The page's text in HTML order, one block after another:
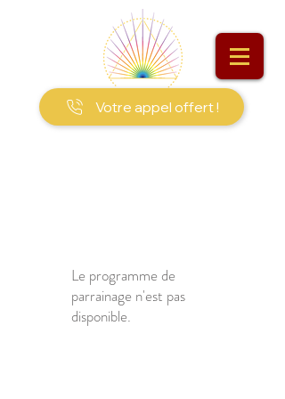
Votre appel offert !
Le programme de
parrainage n'est pas
disponible.